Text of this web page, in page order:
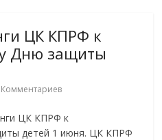
ЦК КПРФ к
Дню защиты
Комментариев
ЦК КПРФ к
детей 1 июня. ЦК КПРФ